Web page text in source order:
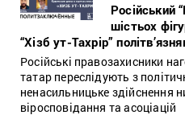
Російський
шістьох
“Хізб ут-Тахрір”
Російські правозахисники
татар переслідують з
ненасильницьке здійснення
віросповідання та асоціацій